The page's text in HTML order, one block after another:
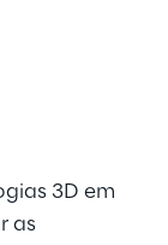
3D em
as